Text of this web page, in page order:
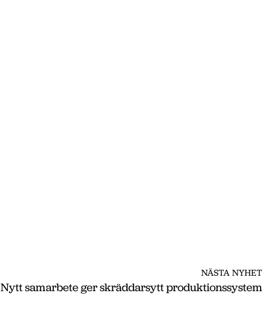
NÄSTA NYHET
Nytt samarbete ger skräddarsytt produktionssystem